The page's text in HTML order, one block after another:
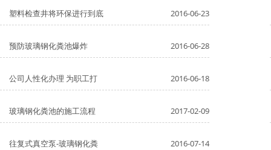
塑料检查井将环保进行到底 2016-06-23
预防玻璃钢化粪池爆炸 2016-06-28
公司人性化办理 为职工打 2016-06-18
玻璃钢化粪池的施工流程 2017-02-09
往复式真空泵-玻璃钢化粪 2016-07-14